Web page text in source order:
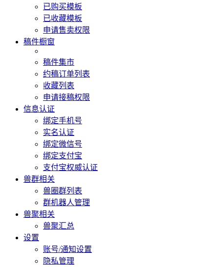
已购买模板
已收藏模板
申请售卖权限
稿件橱窗
稿件集市
约稿订单列表
收藏列表
申请接稿权限
信息认证
绑定手机号
实名认证
绑定微信号
绑定支付宝
支付宝权威认证
兽群相关
兽圈群列表
群机器人管理
兽聚相关
兽聚汇总
设置
账号/通知设置
隐私管理